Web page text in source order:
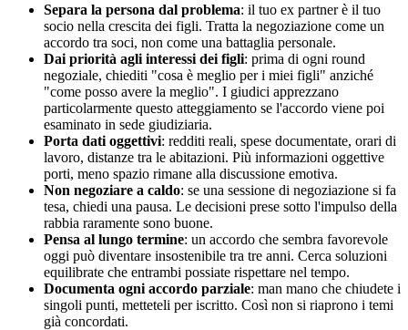
Separa la persona dal problema: il tuo ex partner è il tuo
socio nella crescita dei figli. Tratta la negoziazione come un
accordo tra soci, non come una battaglia personale.
Dai priorità agli interessi dei figli: prima di ogni round
negoziale, chiediti "cosa è meglio per i miei figli" anziché
"come posso avere la meglio". I giudici apprezzano
particolarmente questo atteggiamento se l'accordo viene poi
esaminato in sede giudiziaria.
Porta dati oggettivi: redditi reali, spese documentate, orari di
lavoro, distanze tra le abitazioni. Più informazioni oggettive
porti, meno spazio rimane alla discussione emotiva.
Non negoziare a caldo: se una sessione di negoziazione si fa
tesa, chiedi una pausa. Le decisioni prese sotto l'impulso della
rabbia raramente sono buone.
Pensa al lungo termine: un accordo che sembra favorevole
oggi può diventare insostenibile tra tre anni. Cerca soluzioni
equilibrate che entrambi possiate rispettare nel tempo.
Documenta ogni accordo parziale: man mano che chiudete i
singoli punti, metteteli per iscritto. Così non si riaprono i temi
già concordati.